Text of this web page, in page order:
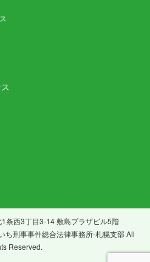
条西3丁目3-14 敷島プラザビル5階
ち刑事事件総合法律事務所-札幌支部 All
Reserved.